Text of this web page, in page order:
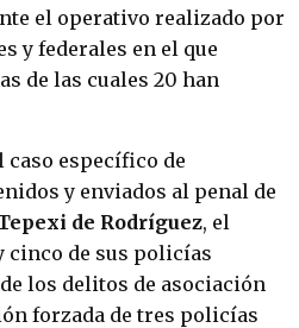
el operativo realizado por
y federales en el que
de las cuales 20 han
caso específico de
y enviados al penal de
de Rodríguez, el
de sus policías
los delitos de asociación
forzada de tres policías